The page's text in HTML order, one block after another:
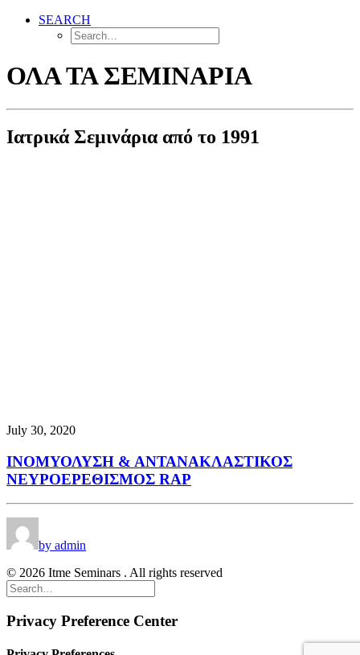
SEARCH
ΟΛΑ ΤΑ ΣΕΜΙΝΑΡΙΑ
Ιατρικά Σεμινάρια από το 1991
July 30, 2020
ΙΝΟΜΥΟΛΥΣΗ & ΑΝΤΑΝΑΚΛΑΣΤΙΚΟΣ
ΝΕΥΡΟΕΡΕΘΙΣΜΟΣ RAP
by admin
© 2026 Itme Seminars . All rights reserved
Privacy Preference Center